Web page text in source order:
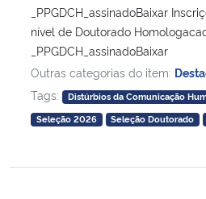
_PPGDCH_assinadoBaixar
nível de Doutorado
_PPGDCH_assinadoBaixar
Outras categorias do item:
Tags:
Distúrbios da Comunicação
Seleção 2026
Seleção Doutorado